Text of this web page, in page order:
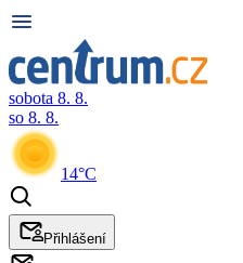
sobota 8. 8.
so 8. 8.
14°C
Přihlášení